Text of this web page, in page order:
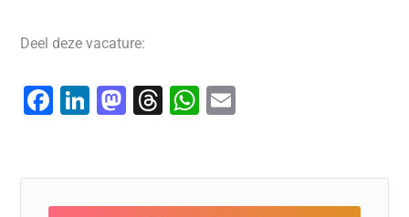
Deel deze vacature:
F
e
Li
e
M
o
T
a
W
s
l